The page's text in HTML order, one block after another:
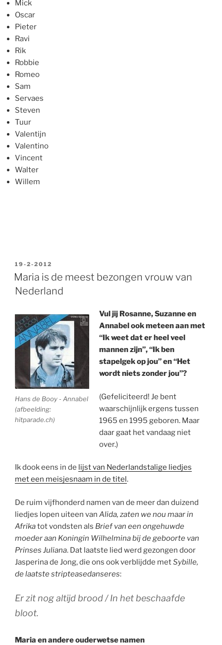
Mick
Oscar
Pieter
Ravi
Rik
Robbie
Romeo
Sam
Servaes
Steven
Tuur
Valentijn
Valentino
Vincent
Walter
Willem
GEPLAATST
OP
19-2-2012
Maria is de meest bezongen vrouw van
Nederland
Hans de Booy - Annabel
(afbeelding:
hitparade.ch)
Vul jij Rosanne, Suzanne en
Annabel ook meteen aan met
“Ik weet dat er heel veel
mannen zijn”, “Ik ben
stapelgek op jou” en “Het
wordt niets zonder jou”?
(Gefeliciteerd! Je bent
waarschijnlijk ergens tussen
1965 en 1995 geboren. Maar
daar gaat het vandaag niet
over.)
Ik dook eens in de lijst van Nederlandstalige liedjes
met een meisjesnaam in de titel.
De ruim vijfhonderd namen van de meer dan duizend
liedjes lopen uiteen van Alida, zaten we nou maar in
Afrikatot vondsten als Brief van een ongehuwde
moeder aan Koningin Wilhelminabij de geboorte van
Prinses Juliana. Dat laatste lied werd gezongen door
Jasperina de Jong, die ons ook verblijdde metSybille,
de laatste stripteasedanseres:
Er zit nog altijd brood / In het beschaafde
bloot.
Maria en andere ouderwetse namen